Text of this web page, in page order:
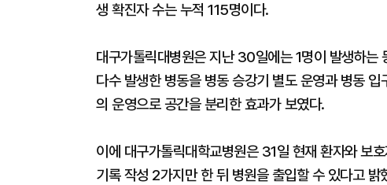
생 확진자 수는 누적 115명이다.
대구가톨릭대병원은 지난 30일에는 1명이 발생하는
다수 발생한 병동을 병동 승강기 별도 운영과 병동
의 운영으로 공간을 분리한 효과가 보였다.
이에 대구가톨릭대학교병원은 31일 현재 환자와 보
기록 작성 2가지만 한 뒤 병원을 출입할 수 있다고 밝